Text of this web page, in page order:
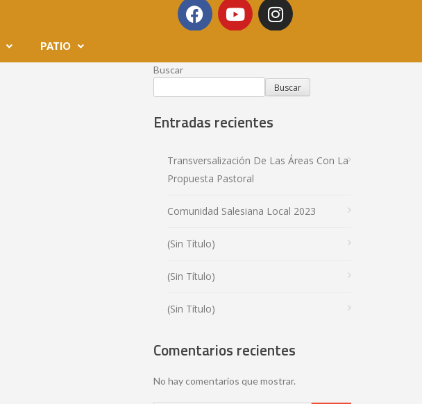
PATIO
Buscar
Buscar
Entradas recientes
Transversalización De Las Áreas Con La
Propuesta Pastoral
Comunidad Salesiana Local 2023
(sin Título)
(sin Título)
(sin Título)
Comentarios recientes
No hay comentarios que mostrar.